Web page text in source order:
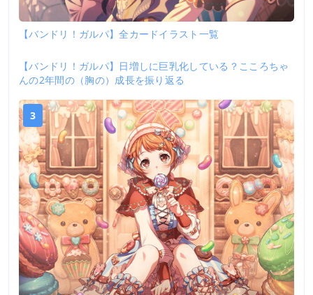
【バンドリ！ガルパ】全カードイラスト一覧
2
【バンドリ！ガルパ】日増しに巨乳化している？こころちゃ
んの2年間の（胸の）成長を振り返る
3